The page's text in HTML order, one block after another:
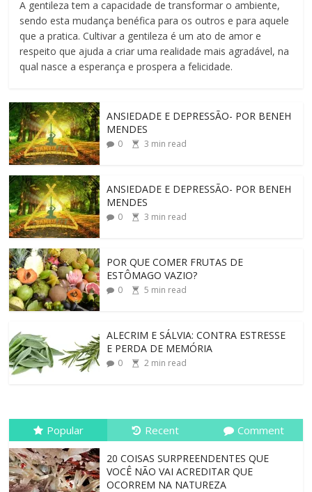
A gentileza tem a capacidade de transformar o ambiente,
sendo esta mudança benéfica para os outros e para aquele
que a pratica. Cultivar a gentileza é um ato de amor e
respeito que ajuda a criar uma realidade mais agradável, na
qual nasce a esperança e prospera a felicidade.
ANSIEDADE E DEPRESSÃO- POR BENEH
MENDES
0 3 min read
ANSIEDADE E DEPRESSÃO- POR BENEH
MENDES
0 3 min read
POR QUE COMER FRUTAS DE
ESTÔMAGO VAZIO?
0 5 min read
ALECRIM E SÁLVIA: CONTRA ESTRESSE
E PERDA DE MEMÓRIA
0 2 min read
Popular Recent Comment
20 COISAS SURPREENDENTES QUE
VOCÊ NÃO VAI ACREDITAR QUE
OCORREM NA NATUREZA